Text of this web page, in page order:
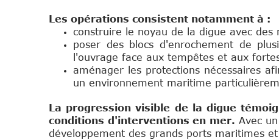
Les opérations consistent notamment à :
construire le noyau de la digue avec
poser des blocs d'enrochement de
l'ouvrage face aux tempêtes et aux
aménager les protections nécessaires
un environnement maritime
La progression visible de la digue
conditions d'interventions en mer. Avec
développement des grands ports maritimes